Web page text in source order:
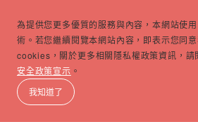
為提供您更多優質的服務與內容，本網站使
術。若您繼續閱覽本網站內容，即表示您同
cookies，關於更多相關隱私權政策資訊，請
安全政策宣示 。
我知道了